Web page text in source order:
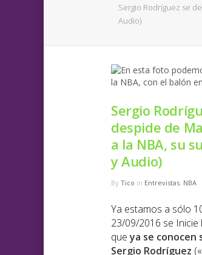
Sergio Rodríguez se
Audio)
Sergio
despide de
a la NBA, su
y Audio)
By Tico in Entrevistas, NBA
Ya estamos a sólo
23/09/2016 se Inicie
queya se conocen
Sergio Rodríguez